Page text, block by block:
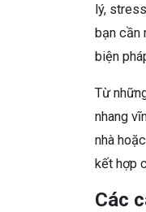
lý,
bạn cần
biện
Từ
nhang
nhà
kết hợp
Các